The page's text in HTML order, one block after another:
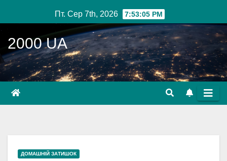
до
вмісту
Пт. Сер 7th, 2026 7:53:06 PM
2000 UA
ДОМАШНІЙ ЗАТИШОК